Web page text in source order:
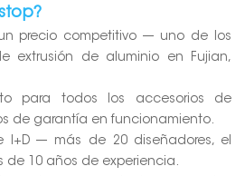
precio competitivo --- uno de los
extrusión de aluminio en Fujian,
para todos los accesorios de
de garantía en funcionamiento.
--- más de 20 diseñadores, el
de 10 años de experiencia.